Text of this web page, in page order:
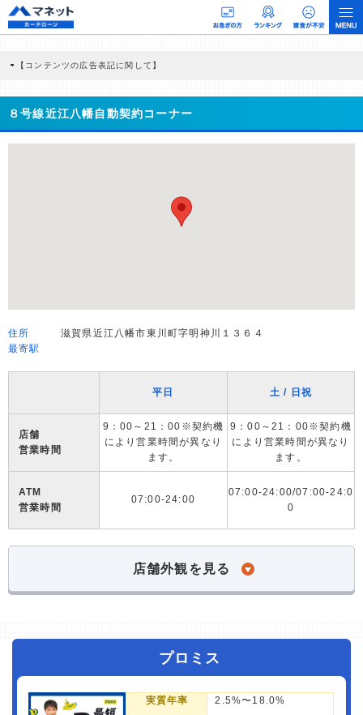
【コンテンツの広告表記に関して】
商品を根拠なくPRするものではなく、当編集部の調査／ユーザーへの口コミ収集な
どに基づき、公平性を担保した情報提供を行っています。
>提携企業一覧
８号線近江八幡自動契約コーナー
住所
滋賀県近江八幡市東川町字明神川１３６４
最寄駅
平日 土 / 日祝
店舗
営業時間
9：00～21：00※契約機
により営業時間が異なり
ます。
9：00～21：00※契約機
により営業時間が異なり
ます。
ATM
営業時間
07:00-24:00
07:00-24:00/07:00-24:0
0
店舗外観を見る
プロミス
実質年率 2.5%〜18.0%